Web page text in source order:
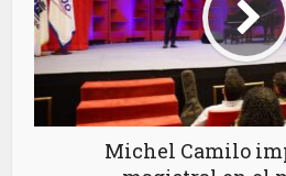
Michel Camilo